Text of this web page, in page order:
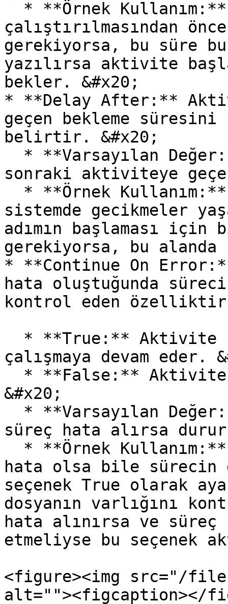
çalıştırılmasından
gerekiyorsa, bu süre
yazılırsa aktivite
bekler. &#x20;
* **Delay After:**
geçen bekleme
belirtir. &#x20;
sonraki aktiviteye
sistemde gecikmeler
adımın başlaması
gerekiyorsa, bu
* **Continue On
hata oluştuğunda
kontrol eden
çalışmaya devam eder.
&#x20;
süreç hata alırsa
hata olsa bile sürecin
seçenek True olarak
dosyanın varlığını
hata alınırsa ve süreç
etmeliyse bu seçenek
<figure><img src="/
alt=""><figcaption></